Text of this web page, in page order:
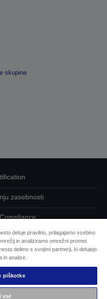
skupine
zasebnosti
svojih podatkov
piškotkih
dostopnosti
deluje pravilno, prilagajamo vsebino
in analiziramo omrežni promet.
delimo s svojimi partnerji, ki delujejo
in analize.
piškotke
vse